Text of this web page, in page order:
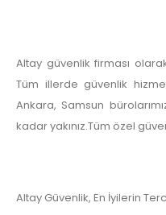
Altay güvenlik firması
Tüm illerde güvenlik
Ankara, Samsun
kadar yakınız.Tüm özel
Altay Güvenlik, En İyilerin